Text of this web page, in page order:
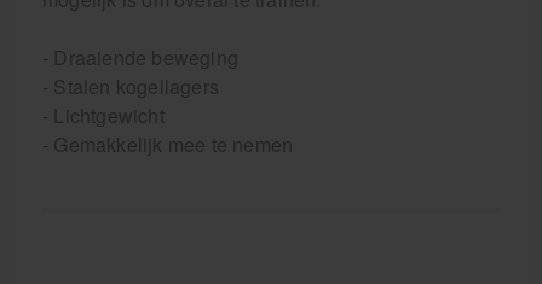
- Draaiende beweging
- Stalen kogellagers
- Lichtgewicht
- Gemakkelijk mee te nemen